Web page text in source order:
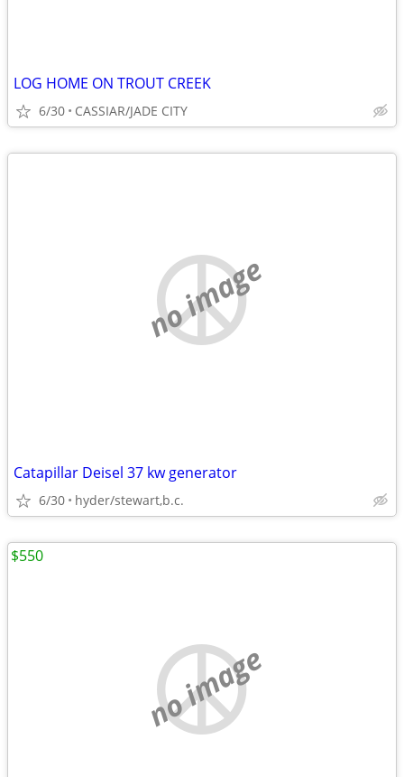
LOG HOME ON TROUT CREEK
6/30 CASSIAR/JADE CITY
no image
Catapillar Deisel 37 kw generator
6/30 hyder/stewart,b.c.
no image
$550